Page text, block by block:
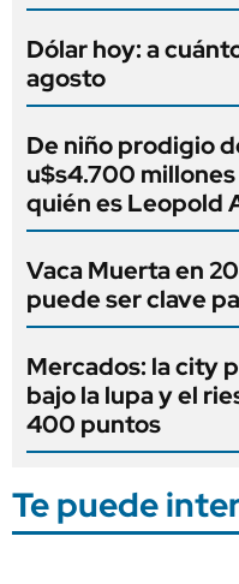
Dólar hoy: a
agosto
De niño prodigio
u$s4.700 millones
quién es Leopold
Vaca Muerta en
puede ser clave
Mercados: la city
bajo la lupa y el
400 puntos
Te puede